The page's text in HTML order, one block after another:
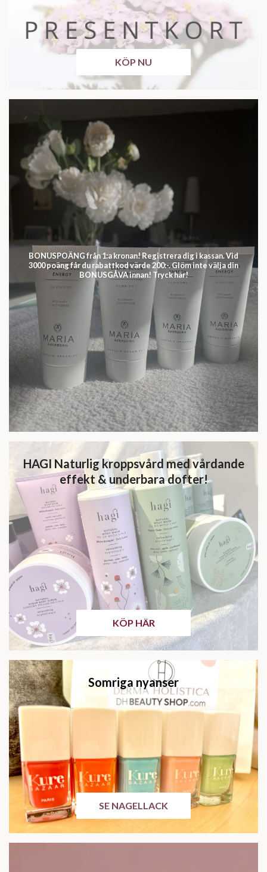
KÖP NU
BONUSPOÄNG från 1:a kronan! Registrera dig i kassan. Vid
3000 poäng får du rabattkod värde 200:-. Glöm inte välja din
BONUSGÅVA innan! Tryck här!
HAGI Naturlig kroppsvård med vårdande
effekt & underbara dofter!
KÖP HÄR
Somriga nyanser
SE NAGELLACK